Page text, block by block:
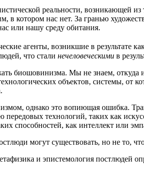
реаль­но­сти, воз­ни­ка­ю­щей из
в кото­ром нас нет. За гра­нью
или нашу сре­ду обитания.
аген­ты, воз­ник­шие в резуль­та­те
что ста­ли нече­ло­ве­че­ски­ми в
био­шо­ви­низ­ма. Мы не зна­ем,
объ­ек­тов, систе­мы, от
одна­ко это вопи­ю­щая ошиб­ка.
пере­до­вых тех­но­ло­гий, таких как
спо­соб­но­стей, как интел­лект или
могут суще­ство­вать, но не то,
и эпи­сте­мо­ло­гия пост­лю­дей